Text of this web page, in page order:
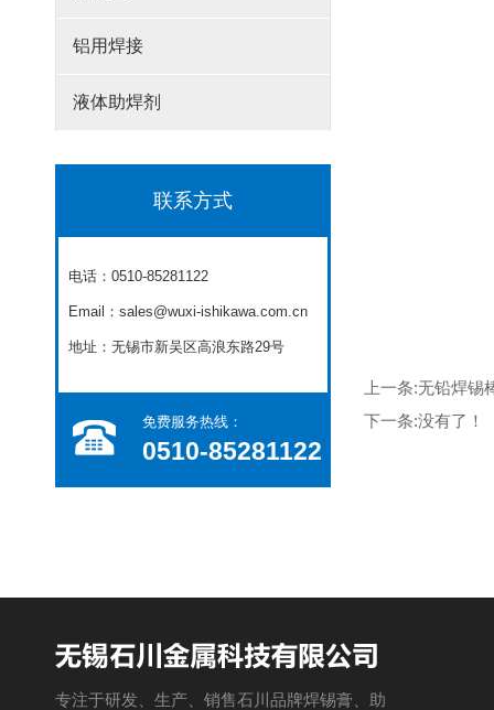
铝用焊接
液体助焊剂
联系方式
电话：0510-85281122
Email：sales@wuxi-ishikawa.com.cn
地址：无锡市新吴区高浪东路29号
免费服务热线：​
0510-85281122
上一条:无铅焊锡
下一条:没有了！
专注于研发、生产、销售石川品牌焊锡膏、助